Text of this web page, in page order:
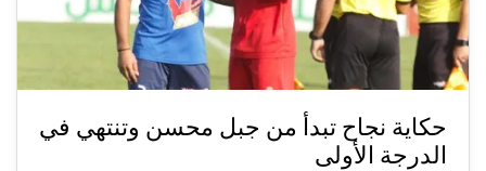
حكاية نجاح تبدأ من جبل محسن وتنتهي في
الدرجة الأولى